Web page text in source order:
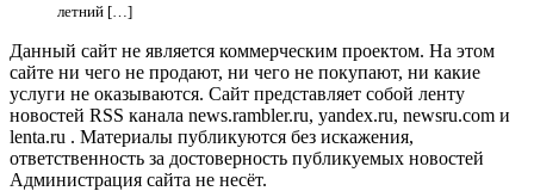
летний […]
Данный сайт не является коммерческим проектом. На этом
сайте ни чего не продают, ни чего не покупают, ни какие
услуги не оказываются. Сайт представляет собой ленту
новостей RSS канала news.rambler.ru, yandex.ru, newsru.com и
lenta.ru . Материалы публикуются без искажения,
ответственность за достоверность публикуемых новостей
Администрация сайта не несёт.